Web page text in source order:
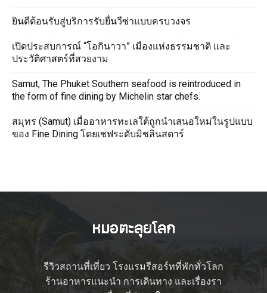
ยินดีต้อนรับสู่บริการรับยื่นวีซ่าแบบครบวงจร
เปิดประสบการณ์ “โอกินาวา” เมืองแห่งธรรมชาติ และ
ประวัติศาสตร์ที่สวยงาม
Samut, The Phuket Southern seafood is reintroduced in
the form of fine dining by Michelin star chefs.
สมุทร (Samut) เมื่ออาหารทะเลใต้ถูกนำเสนอใหม่ในรูปแบบ
ของ Fine Dining โดยเชฟระดับมิชลินสตาร์
รีวิวสถานที่เที่ยว โรงแรมรีสอร์ทที่พักทั่วโลก
ร้านอาหารแนะนำ การเดินทาง และเรื่องรา